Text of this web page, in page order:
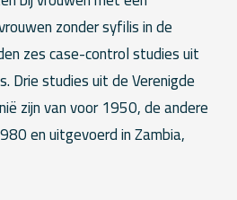
zonder syfilis in de
zes case-control studies uit
Drie studies uit de Verenigde
zijn van voor 1950, de andere
en uitgevoerd in Zambia,